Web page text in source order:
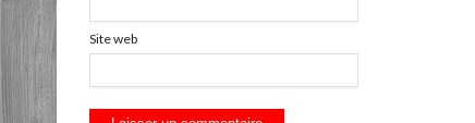
Site web